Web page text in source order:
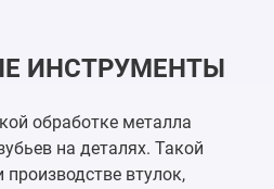
ИНСТРУМЕНТЫ
обработке металла
на деталях. Такой
втулок,